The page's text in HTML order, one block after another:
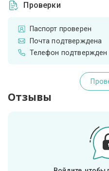
Проверки
Паспорт проверен
Почта подтверждена
Телефон подтвержден
Отзывы